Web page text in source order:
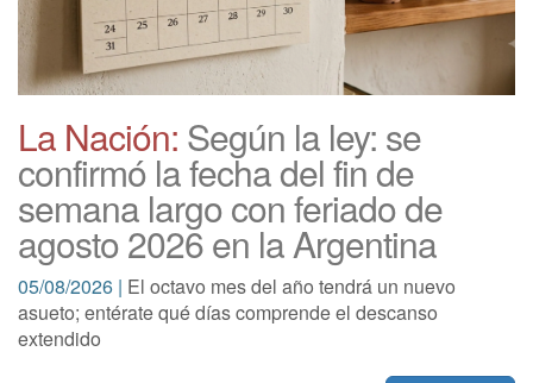
La Nación: Según la ley: se
confirmó la fecha del fin de
semana largo con feriado de
agosto 2026 en la Argentina
05/08/2026 | El octavo mes del año tendrá un nuevo
asueto; entérate qué días comprende el descanso
extendido